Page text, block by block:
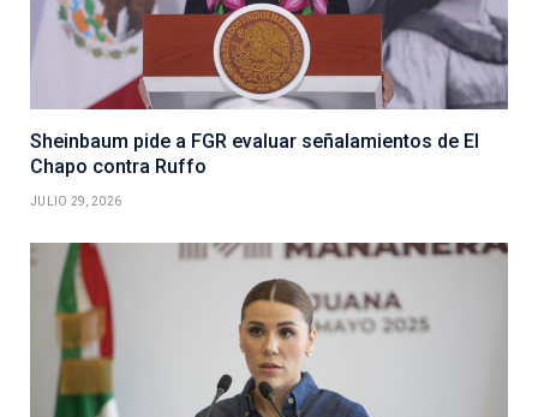
Sheinbaum pide a FGR evaluar señalamientos de El
Chapo contra Ruffo
JULIO 29, 2026